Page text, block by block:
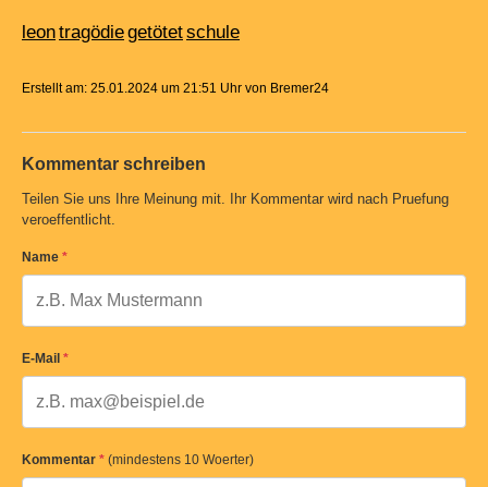
leontragödiegetötetschule
Erstellt am: 25.01.2024 um 21:51 Uhr von Bremer24
Kommentar schreiben
Teilen Sie uns Ihre Meinung mit. Ihr Kommentar wird nach Pruefung
veroeffentlicht.
Name *
E-Mail *
Kommentar * (mindestens 10 Woerter)